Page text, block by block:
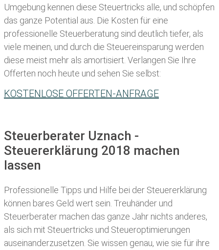
Umgebung kennen diese Steuertricks alle, und schöpfen
das ganze Potential aus. Die Kosten für eine
professionelle Steuerberatung sind deutlich tiefer, als
viele meinen, und durch die Steuereinsparung werden
diese meist mehr als amortisiert. Verlangen Sie Ihre
Offerten noch heute und sehen Sie selbst:
KOSTENLOSE OFFERTEN-ANFRAGE
Steuerberater Uznach -
Steuererklärung 2018 machen
lassen
Professionelle Tipps und Hilfe bei der Steuererklärung
können bares Geld wert sein. Treuhänder und
Steuerberater machen das ganze Jahr nichts anderes,
als sich mit Steuertricks und Steueroptimierungen
auseinanderzusetzen. Sie wissen genau, wie sie für ihre